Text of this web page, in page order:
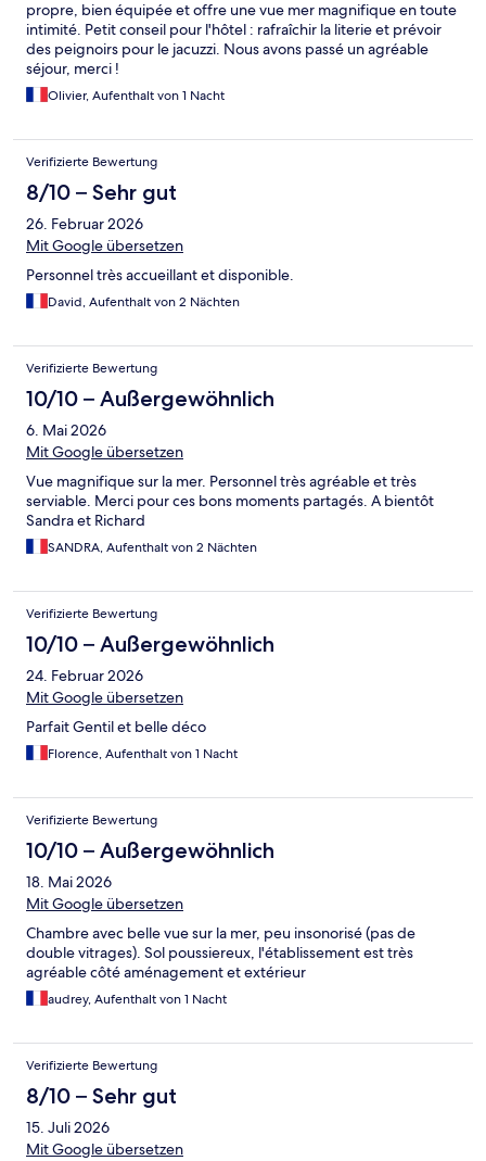
propre, bien équipée et offre une vue mer magnifique en toute
intimité. Petit conseil pour l'hôtel : rafraîchir la literie et prévoir
des peignoirs pour le jacuzzi. Nous avons passé un agréable
séjour, merci !
Olivier, Aufenthalt von 1 Nacht
Verifizierte Bewertung
8/10 – Sehr gut
26. Februar 2026
Mit Google übersetzen
Personnel très accueillant et disponible.
David, Aufenthalt von 2 Nächten
Verifizierte Bewertung
10/10 – Außergewöhnlich
6. Mai 2026
Mit Google übersetzen
Vue magnifique sur la mer. Personnel très agréable et très
serviable. Merci pour ces bons moments partagés. A bientôt
Sandra et Richard
SANDRA, Aufenthalt von 2 Nächten
Verifizierte Bewertung
10/10 – Außergewöhnlich
24. Februar 2026
Mit Google übersetzen
Parfait Gentil et belle déco
Florence, Aufenthalt von 1 Nacht
Verifizierte Bewertung
10/10 – Außergewöhnlich
18. Mai 2026
Mit Google übersetzen
Chambre avec belle vue sur la mer, peu insonorisé (pas de
double vitrages). Sol poussiereux, l'établissement est très
agréable côté aménagement et extérieur
audrey, Aufenthalt von 1 Nacht
Verifizierte Bewertung
8/10 – Sehr gut
15. Juli 2026
Mit Google übersetzen